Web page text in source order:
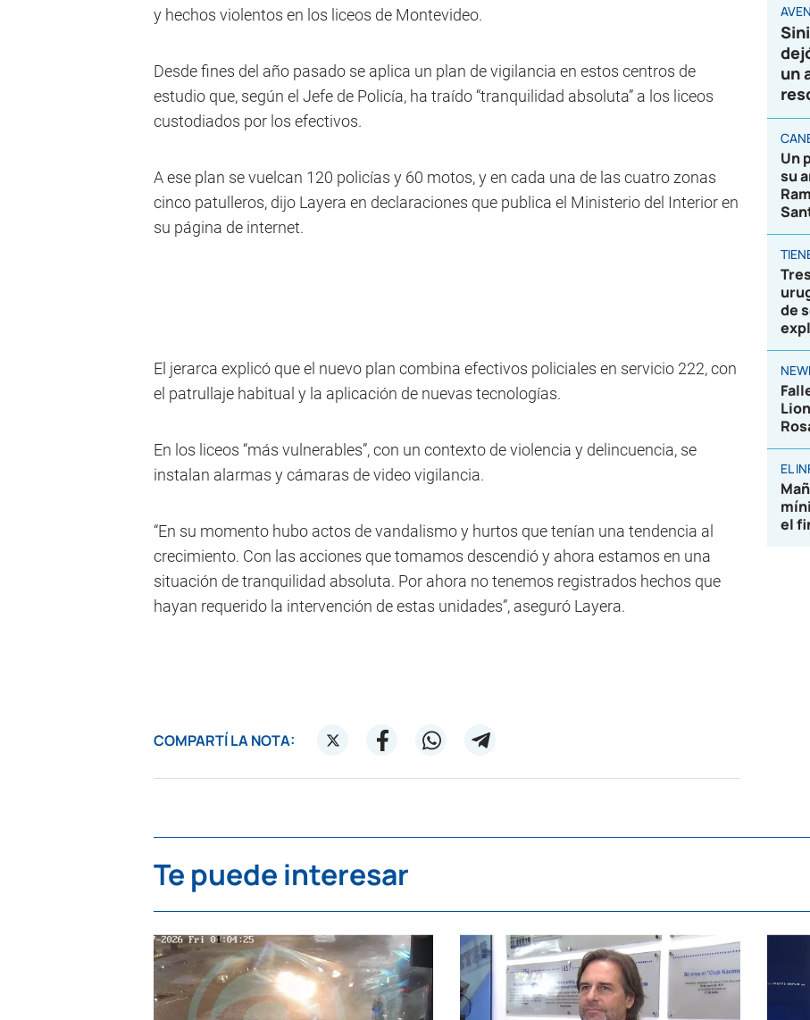
y hechos violentos en los liceos de Montevideo.
Desde fines del año pasado se aplica un plan de vigilancia en estos centros de
estudio que, según el Jefe de Policía, ha traído “tranquilidad absoluta” a los liceos
custodiados por los efectivos.
A ese plan se vuelcan 120 policías y 60 motos, y en cada una de las cuatro zonas
cinco patulleros, dijo Layera en declaraciones que publica el Ministerio del Interior en
su página de internet.
El jerarca explicó que el nuevo plan combina efectivos policiales en servicio 222, con
el patrullaje habitual y la aplicación de nuevas tecnologías.
En los liceos “más vulnerables”, con un contexto de violencia y delincuencia, se
instalan alarmas y cámaras de video vigilancia.
“En su momento hubo actos de vandalismo y hurtos que tenían una tendencia al
crecimiento. Con las acciones que tomamos descendió y ahora estamos en una
situación de tranquilidad absoluta. Por ahora no tenemos registrados hechos que
hayan requerido la intervención de estas unidades”, aseguró Layera.
COMPARTÍ LA NOTA:
un
Un
su
de
EL
el
Te puede interesar